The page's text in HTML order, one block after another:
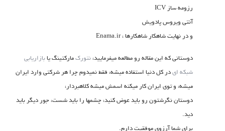
رزومه ساز ICV
آنتی ویروس پادویش
و در نهایت شاهکار شاهکارها ، Enama.ir
دوستانی که این مقاله رو مطالعه میفرمایید،نتورکمارکتینگ یابازاریابی
شبکه ایدر کل دنیا استفاده میشه، فقط نمیدوم چرا هر شرکتی وارد ایران
میشه، و توی ایران کار میکنه اسمش میشه کلاهبردار،
دوستان نگرشتون رو باید عوض کنید، چشمها را باید شست، جور دیگر باید
دید.
برای شما آرزوی موفقیت دارم.